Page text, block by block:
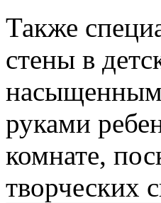
Также
стены в
руками
комнате,
творческих